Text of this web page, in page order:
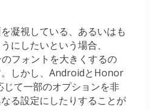
凝視している、あるいはも
にしたいという場合、
フォントを大きくするの
しかし、AndroidとHonor
じて一部のオプションを非
る設定にしたりすることが